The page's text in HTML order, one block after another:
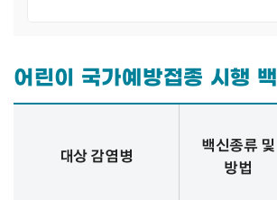
어린이 국가예방접종 시행
어린이 국가예방접종 시행 백신정보 – 대상 감염병, 백신종류 및 방법, 시행여부 정보 제공
대상 감염병
백신종류 및
방법